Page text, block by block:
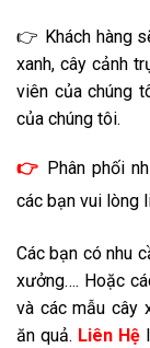
👉 Khách hàng
xanh, cây cảnh
viên của chúng
của chúng tôi.
👉 Phân phối
các bạn vui lòng
Các bạn có nhu
xưởng…. Hoặc
và các mẫu cây
ăn quả. Liên Hệ